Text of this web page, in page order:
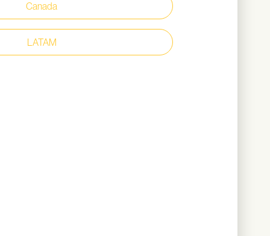
Canada
LATAM
resistente al agua